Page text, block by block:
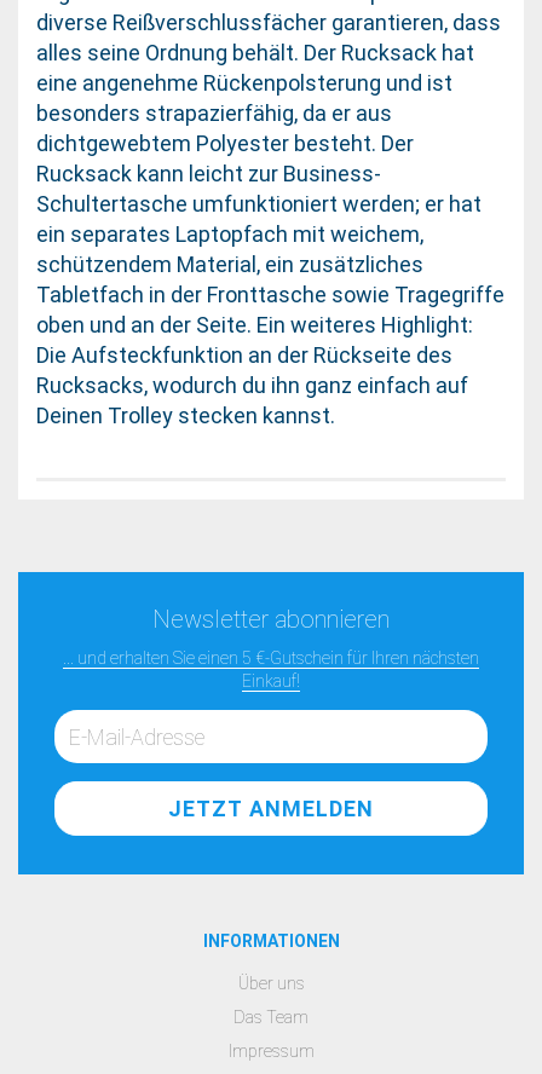
diverse Reißverschlussfächer garantieren, dass
alles seine Ordnung behält. Der Rucksack hat
eine angenehme Rückenpolsterung und ist
besonders strapazierfähig, da er aus
dichtgewebtem Polyester besteht. Der
Rucksack kann leicht zur Business-
Schultertasche umfunktioniert werden; er hat
ein separates Laptopfach mit weichem,
schützendem Material, ein zusätzliches
Tabletfach in der Fronttasche sowie Tragegriffe
oben und an der Seite. Ein weiteres Highlight:
Die Aufsteckfunktion an der Rückseite des
Rucksacks, wodurch du ihn ganz einfach auf
Deinen Trolley stecken kannst.
Newsletter abonnieren
... und erhalten Sie einen 5 €-Gutschein für Ihren nächsten
Einkauf!
INFORMATIONEN
Über uns
Das Team
Impressum